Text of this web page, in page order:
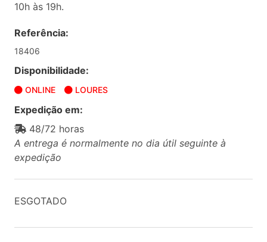
10h às 19h.
Referência:
18406
Disponibilidade:
ONLINE LOURES
Expedição em:
48/72 horas
A entrega é normalmente no dia útil seguinte à
expedição
ESGOTADO